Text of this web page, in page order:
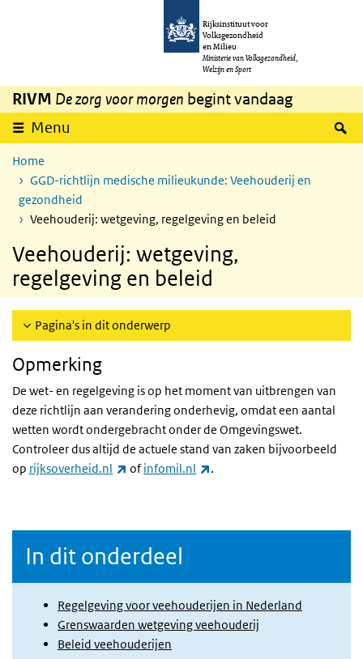
Overslaan en naar de inhoud gaan
Rijksinstituut voor
Volksgezondheid
en Milieu
Ministerie van Volksgezondheid,
Welzijn en Sport
RIVM De zorg voor morgen begint vandaag
Menu
Home
GGD-richtlijn medische milieukunde: Veehouderij en
gezondheid
Veehouderij: wetgeving, regelgeving en beleid
Veehouderij: wetgeving,
regelgeving en beleid
Pagina's in dit onderwerp
Opmerking
De wet- en regelgeving is op het moment van uitbrengen van
deze richtlijn aan verandering onderhevig, omdat een aantal
wetten wordt ondergebracht onder de Omgevingswet.
Controleer dus altijd de actuele stand van zaken bijvoorbeeld
op rijksoverheid.nl (externe link)
ofinfomil.nl (externe link)
.
In dit onderdeel
Regelgeving voor veehouderijen in Nederland
Grenswaarden wetgeving veehouderij
Beleid veehouderijen